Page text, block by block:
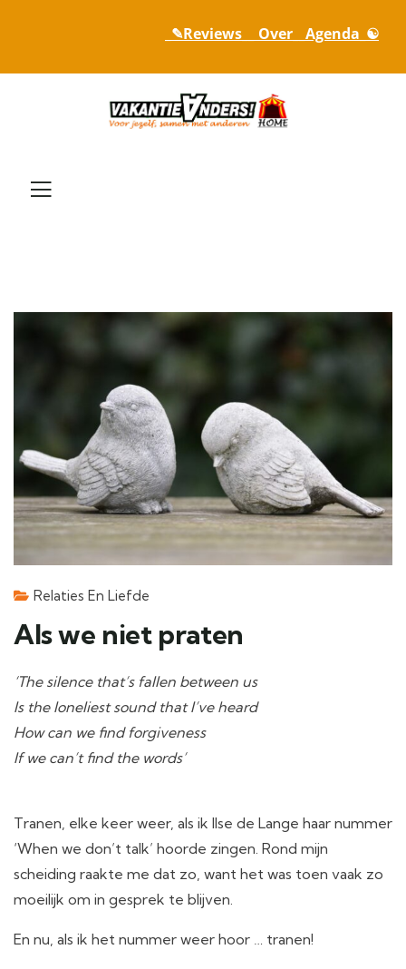
_✎Reviews_ _ Over_ _Agenda_☯
Relaties En Liefde
Als we niet praten
‘The silence that’s fallen between us
Is the loneliest sound that I’ve heard
How can we find forgiveness
If we can’t find the words’
Tranen, elke keer weer, als ik Ilse de Lange haar nummer
‘When we don’t talk’ hoorde zingen. Rond mijn
scheiding raakte me dat zo, want het was toen vaak zo
moeilijk om in gesprek te blijven.
En nu, als ik het nummer weer hoor … tranen!